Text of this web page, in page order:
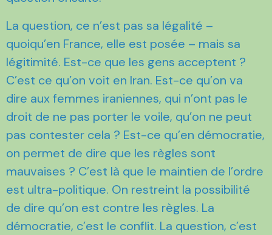
La question, ce n’est pas sa légalité –
quoiqu’en France, elle est posée – mais sa
légitimité. Est-ce que les gens acceptent ?
C’est ce qu’on voit en Iran. Est-ce qu’on va
dire aux femmes iraniennes, qui n’ont pas le
droit de ne pas porter le voile, qu’on ne peut
pas contester cela ? Est-ce qu’en démocratie,
on permet de dire que les règles sont
mauvaises ? C’est là que le maintien de l’ordre
est ultra-politique. On restreint la possibilité
de dire qu’on est contre les règles. La
démocratie, c’est le conflit. La question, c’est